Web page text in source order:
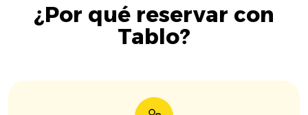
¿Por qué reservar con
Tablo?